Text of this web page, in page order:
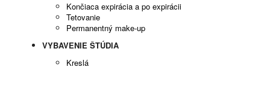
Končiaca expirácia a po expirácii
Tetovanie
Permanentný make-up
VYBAVENIE ŠTÚDIA
Kreslá